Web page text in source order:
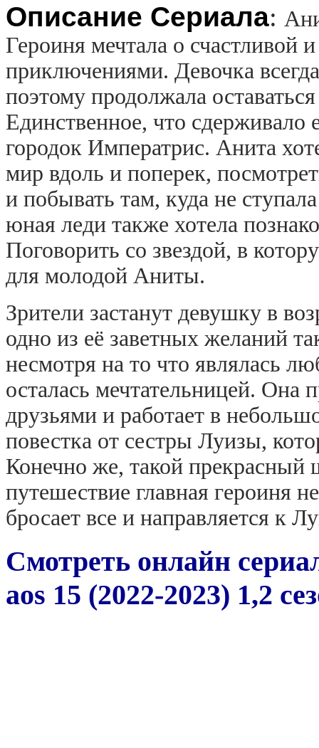
Описание Сериала:
Героиня мечтала о счастливой
приключениями. Девочка
поэтому продолжала
Единственное, что сдерживало
городок Императрис. Анита
мир вдоль и поперек,
и побывать там, куда не
юная леди также хотела
Поговорить со звездой, в
для молодой Аниты.
Зрители застанут девушку в
одно из её заветных желаний
несмотря на то что являлась
осталась мечтательницей.
друзьями и работает в
повестка от сестры Луизы,
Конечно же, такой прекрасный
путешествие главная героиня
бросает все и направляется к
Смотреть онлайн
aos 15 (2022-2023) 1,2